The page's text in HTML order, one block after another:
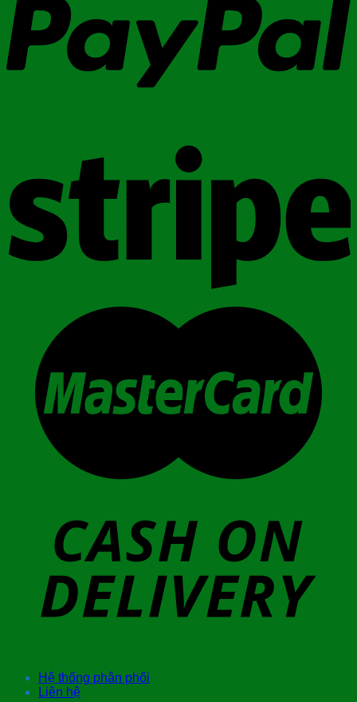
Hệ thống phân phối
Liên hệ